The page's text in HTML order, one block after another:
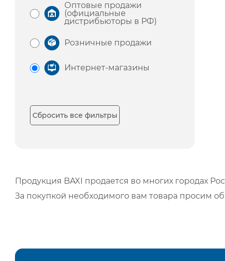
Оптовые продажи
(официальные
дистрибьюторы в РФ)
Розничные продажи
Интернет-магазины
Сбросить все фильтры
Продукция BAXI продается во многих городах
За покупкой необходимого вам товара просим